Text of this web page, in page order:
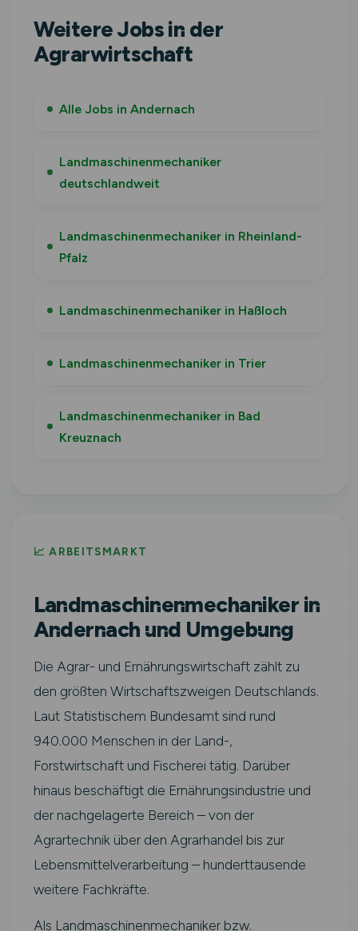
Weitere Jobs in der
Agrarwirtschaft
Alle Jobs in Andernach
Landmaschinenmechaniker
deutschlandweit
Landmaschinenmechaniker in Rheinland-
Pfalz
Landmaschinenmechaniker in Haßloch
Landmaschinenmechaniker in Trier
Landmaschinenmechaniker in Bad
Kreuznach
📈 ARBEITSMARKT
Landmaschinenmechaniker in
Andernach und Umgebung
Die Agrar- und Ernährungswirtschaft zählt zu
den größten Wirtschaftszweigen Deutschlands.
Laut Statistischem Bundesamt sind rund
940.000 Menschen in der Land-,
Forstwirtschaft und Fischerei tätig. Darüber
hinaus beschäftigt die Ernährungsindustrie und
der nachgelagerte Bereich – von der
Agrartechnik über den Agrarhandel bis zur
Lebensmittelverarbeitung – hunderttausende
weitere Fachkräfte.
Als Landmaschinenmechaniker bzw.